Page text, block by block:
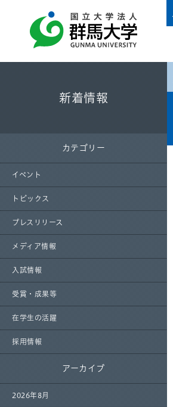
新着情報
カテゴリー
イベント
トピックス
プレスリリース
メディア情報
入試情報
受賞・成果等
在学生の活躍
採用情報
アーカイブ
2026年8月